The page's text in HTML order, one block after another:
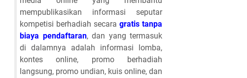
mempublikasikan informasi seputar
kompetisi berhadiah secara gratis tanpa
biaya pendaftaran, dan yang termasuk
di dalamnya adalah informasi lomba,
kontes online, promo berhadiah
langsung, promo undian, kuis online, dan